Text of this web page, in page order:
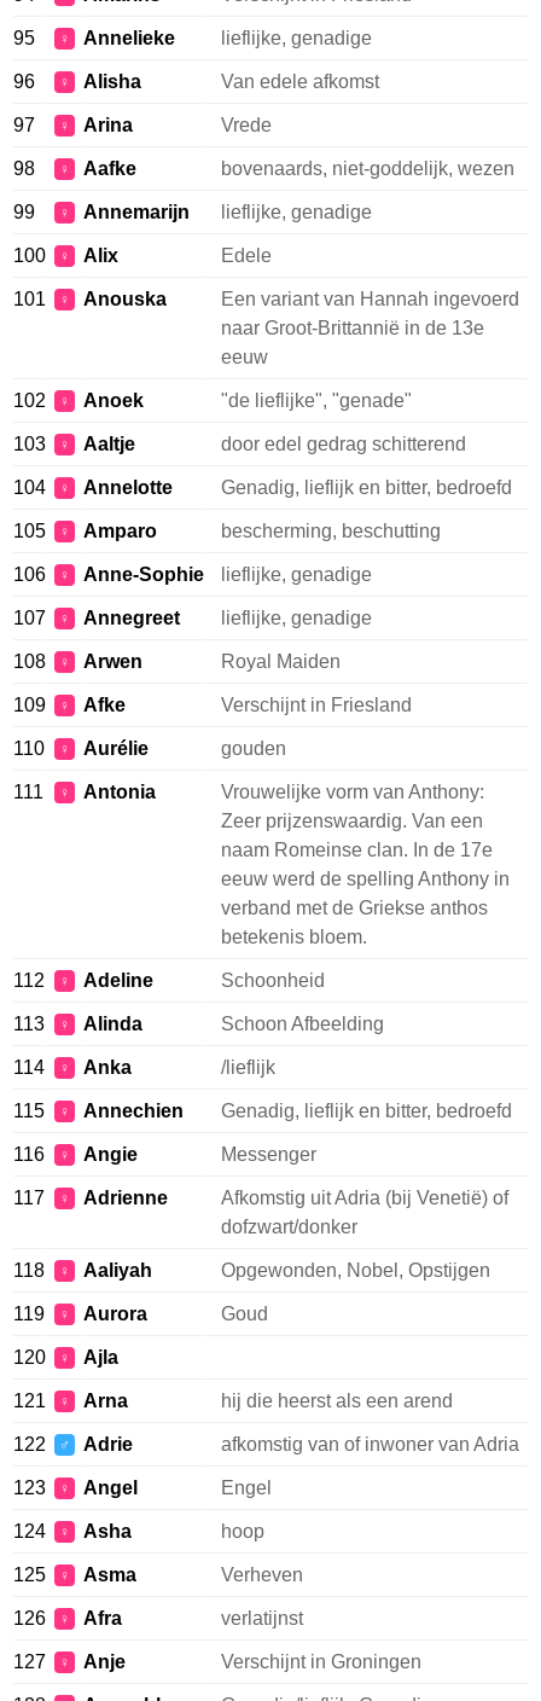
95 ♀ Annelieke lieflijke, genadige
96 ♀ Alisha Van edele afkomst
97 ♀ Arina Vrede
98 ♀ Aafke bovenaards, niet-goddelijk, wezen
99 ♀ Annemarijn lieflijke, genadige
100 ♀ Alix Edele
101 ♀ Anouska
Een variant van Hannah ingevoerd
naar Groot-Brittannië in de 13e
eeuw
102 ♀ Anoek "de lieflijke", "genade"
103 ♀ Aaltje door edel gedrag schitterend
104 ♀ Annelotte Genadig, lieflijk en bitter, bedroefd
105 ♀ Amparo bescherming, beschutting
106 ♀ Anne-Sophie lieflijke, genadige
107 ♀ Annegreet lieflijke, genadige
108 ♀ Arwen Royal Maiden
109 ♀ Afke Verschijnt in Friesland
110 ♀ Aurélie gouden
111 ♀ Antonia
Vrouwelijke vorm van Anthony:
Zeer prijzenswaardig. Van een
naam Romeinse clan. In de 17e
eeuw werd de spelling Anthony in
verband met de Griekse anthos
betekenis bloem.
112 ♀ Adeline Schoonheid
113 ♀ Alinda Schoon Afbeelding
114 ♀ Anka /lieflijk
115 ♀ Annechien Genadig, lieflijk en bitter, bedroefd
116 ♀ Angie Messenger
117 ♀ Adrienne
Afkomstig uit Adria (bij Venetië) of
dofzwart/donker
118 ♀ Aaliyah Opgewonden, Nobel, Opstijgen
119 ♀ Aurora Goud
120 ♀ Ajla
121 ♀ Arna hij die heerst als een arend
122 ♂ Adrie afkomstig van of inwoner van Adria
123 ♀ Angel Engel
124 ♀ Asha hoop
125 ♀ Asma Verheven
126 ♀ Afra verlatijnst
127 ♀ Anje Verschijnt in Groningen